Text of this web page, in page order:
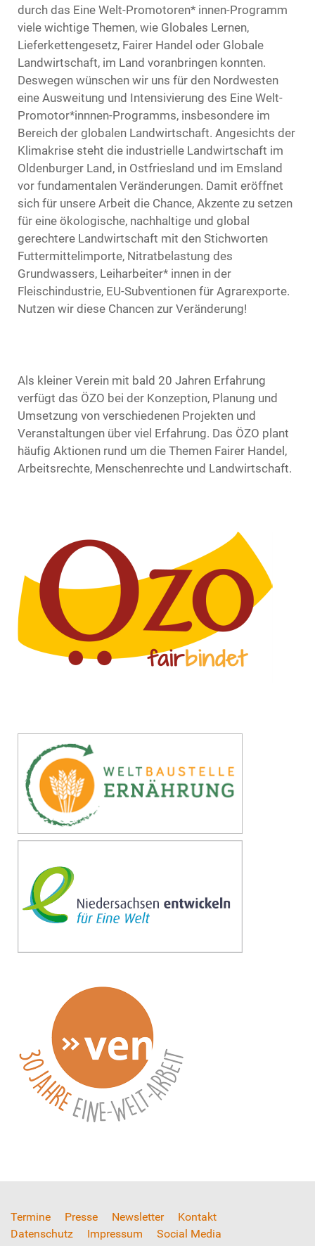
durch das Eine Welt-Promotoren* innen-Programm
viele wichtige Themen, wie Globales Lernen,
Lieferkettengesetz, Fairer Handel oder Globale
Landwirtschaft, im Land voranbringen konnten.
Deswegen wünschen wir uns für den Nordwesten
eine Ausweitung und Intensivierung des Eine Welt-
Promotor*innnen-Programms, insbesondere im
Bereich der globalen Landwirtschaft. Angesichts der
Klimakrise steht die industrielle Landwirtschaft im
Oldenburger Land, in Ostfriesland und im Emsland
vor fundamentalen Veränderungen. Damit eröffnet
sich für unsere Arbeit die Chance, Akzente zu setzen
für eine ökologische, nachhaltige und global
gerechtere Landwirtschaft mit den Stichworten
Futtermittelimporte, Nitratbelastung des
Grundwassers, Leiharbeiter* innen in der
Fleischindustrie, EU-Subventionen für Agrarexporte.
Nutzen wir diese Chancen zur Veränderung!
Als kleiner Verein mit bald 20 Jahren Erfahrung
verfügt das ÖZO bei der Konzeption, Planung und
Umsetzung von verschiedenen Projekten und
Veranstaltungen über viel Erfahrung. Das ÖZO plant
häufig Aktionen rund um die Themen Fairer Handel,
Arbeitsrechte, Menschenrechte und Landwirtschaft.
Termine Presse Newsletter
Kontakt
Datenschutz
Impressum Social Media